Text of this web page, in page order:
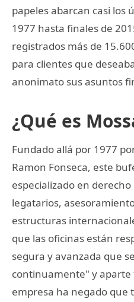
papeles abarcan casi los
1977 hasta finales de
registrados más de
para clientes que
anonimato sus asuntos
¿Qué es
Fundado allá por 1977
Ramon Fonseca, este
especializado en
legatarios,
estructuras
que las oficinas están
segura y avanzada que
continuamente" y aparte
empresa ha negado que